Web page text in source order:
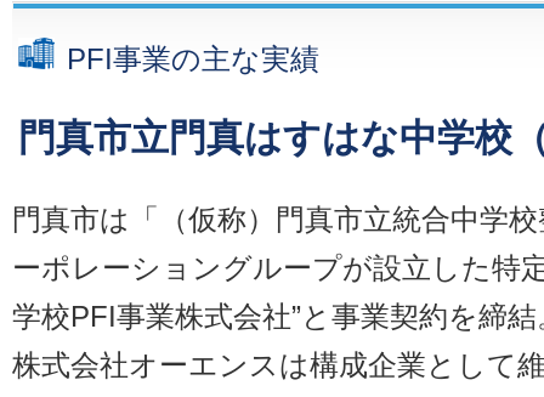
PFI事業の主な実績
門真市立門真はすはな中学校
門真市は「（仮称）門真市立統合中学
ーポレーショングループが設立した特
学校PFI事業株式会社”と事業契約を締結
株式会社オーエンスは構成企業として